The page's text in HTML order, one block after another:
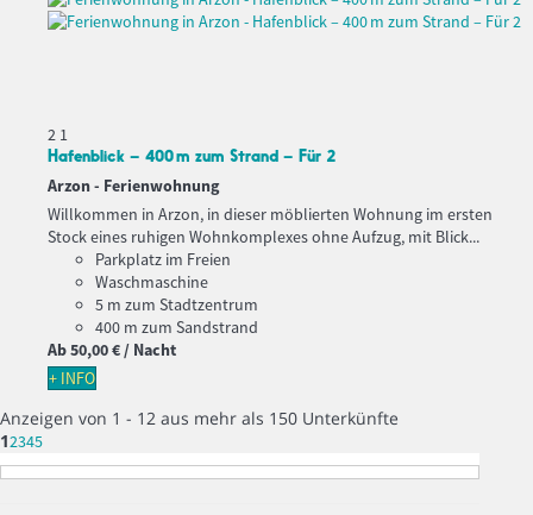
2 1
Hafenblick – 400 m zum Strand – Für 2
Arzon - Ferienwohnung
Willkommen in Arzon, in dieser möblierten Wohnung im ersten
Stock eines ruhigen Wohnkomplexes ohne Aufzug, mit Blick...
Parkplatz im Freien
Waschmaschine
5 m zum Stadtzentrum
400 m zum Sandstrand
Ab50,00 €/ Nacht
+ INFO
Anzeigen von 1 - 12 aus mehr als 150 Unterkünfte
12345